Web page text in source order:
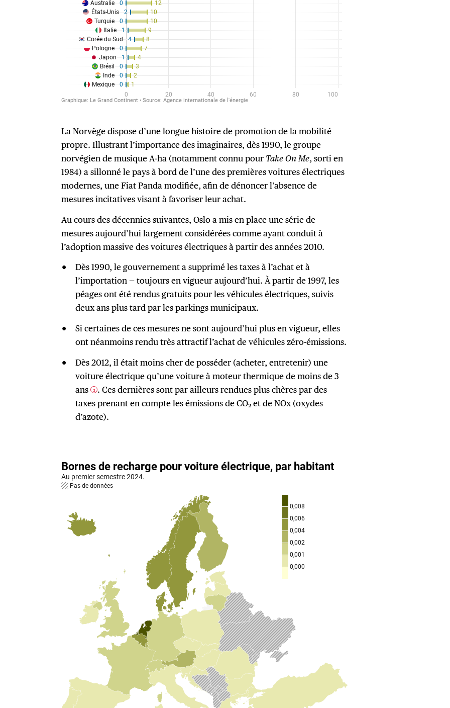
La Norvège dispose d’une longue histoire de promotion de la mobilité
propre. Illustrant l’importance des imaginaires, dès 1990, le groupe
norvégien de musique A-ha (notamment connu pour Take On Me, sorti en
1984) a sillonné le pays à bord de l’une des premières voitures électriques
modernes, une Fiat Panda modifiée, afin de dénoncer l’absence de
mesures incitatives visant à favoriser leur achat.
Au cours des décennies suivantes, Oslo a mis en place une série de
mesures aujourd’hui largement considérées comme ayant conduit à
l’adoption massive des voitures électriques à partir des années 2010.
Dès 1990, le gouvernement a supprimé les taxes à l’achat et à
l’importation — toujours en vigueur aujourd’hui. À partir de 1997, les
péages ont été rendus gratuits pour les véhicules électriques, suivis
deux ans plus tard par les parkings municipaux.
Si certaines de ces mesures ne sont aujourd’hui plus en vigueur, elles
ont néanmoins rendu très attractif l’achat de véhicules zéro-émissions.
Dès 2012, il était moins cher de posséder (acheter, entretenir) une
voiture électrique qu’une voiture à moteur thermique de moins de 3
ans 3 . Ces dernières sont par ailleurs rendues plus chères par des
taxes prenant en compte les émissions de CO₂ et de NOx (oxydes
d’azote).